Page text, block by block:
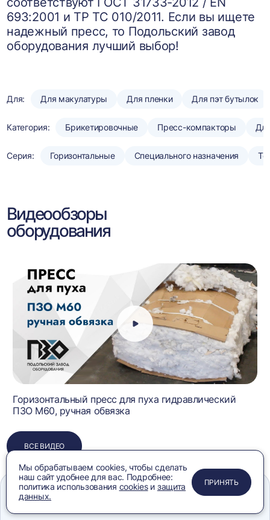
693:2001 и ТР ТС 010/2011. Если вы ищете
надежный пресс, то Подольский завод
оборудования лучший выбор!
Для: Для макулатуры Для пленки Для пэт бутылок
Категория: Брикетировочные Пресс-компакторы
Серия: Горизонтальные Специального назначения
Видеообзоры
оборудования
Горизонтальный пресс для пуха гидравлический
ПЗО М60, ручная обвязка
ВСЕ ВИДЕО
ПРИМЕНИТЬ
ЗАКРЫТЬ
ЗАКРЫТЬ
ЗАКРЫТЬ
Мы обрабатываем cookies, чтобы сделать
наш сайт удобнее для вас. Подробнее:
политика использования cookiesи защита
данных.
ПРИНЯТЬ